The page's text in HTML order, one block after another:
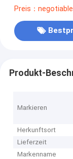
Preis：negotiable
Produkt-
Markieren
Herkunftsort
Lieferzeit
Markenname